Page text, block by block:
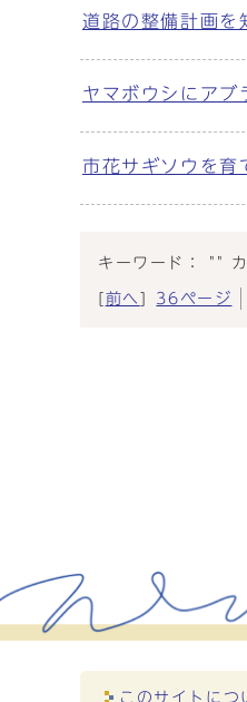
道路の整備計画を
ヤマボウシにアブ
市花サギソウを育
キーワード： ""
前へ 36ページ
このサイトにつ